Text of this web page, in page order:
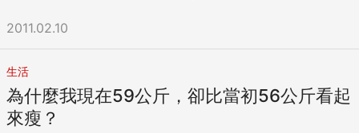
2011.02.10
生活
為什麼我現在59公斤，卻比當初56公斤看起
來瘦？